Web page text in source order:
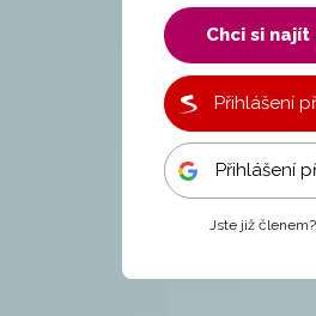
Chci si
Přihlášení
Přihlášení
Jste již členem?